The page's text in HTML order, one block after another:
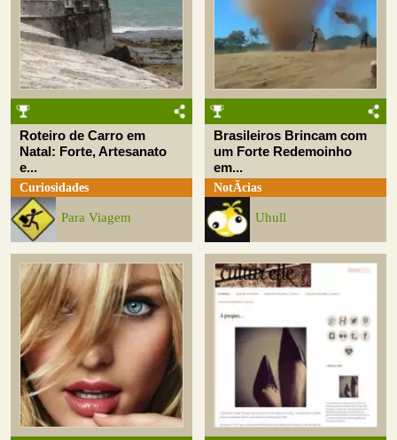
Roteiro de Carro em
Natal: Forte, Artesanato
e...
Curiosidades
Para Viagem
Brasileiros Brincam com
um Forte Redemoinho
em...
NotÃ­cias
Uhull